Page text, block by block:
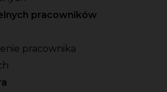
pracowników
pracownika